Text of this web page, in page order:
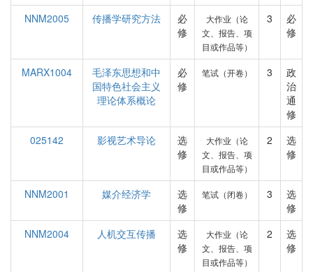
NNM2005 传播学研究方法
必
修
大作业（论
文、报告、项
目或作品等）
3
必
修
MARX1004
毛泽东思想和中
国特色社会主义
理论体系概论
必
修
笔试（开卷） 3
政
治
通
修
025142
影视艺术导论
选
修
大作业（论
文、报告、项
目或作品等）
2
选
修
NNM2001 媒介经济学
选
修
笔试（闭卷） 3
选
修
NNM2004
人机交互传播
选
修
大作业（论
文、报告、项
目或作品等）
2
选
修